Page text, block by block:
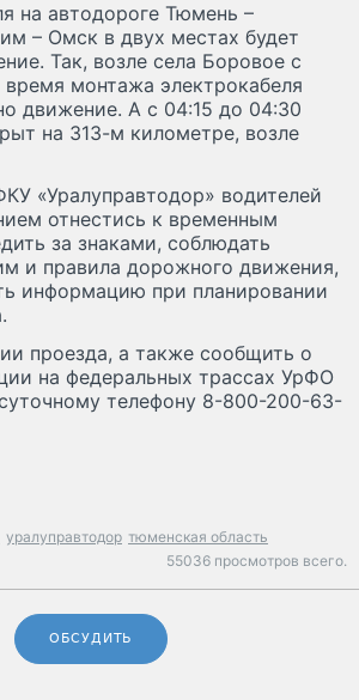
на автодороге Тюмень –
– Омск в двух местах будет
Так, возле села Боровое с
монтажа электрокабеля
движение. А с 04:15 до 04:30
на 313-м километре, возле
«Уралуправтодор» водителей
отнестись к временным
за знаками, соблюдать
и правила дорожного движения,
информацию при планировании
проезда, а также сообщить о
на федеральных трассах УрФО
телефону 8-800-200-63-
уралуправтодор тюменская область
55036 просмотров всего.
ОБСУДИТЬ